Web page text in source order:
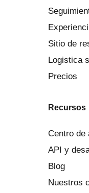
Sitio de
Logistica
Precios
Recursos
Centro de
API y
Blog
Nuestros